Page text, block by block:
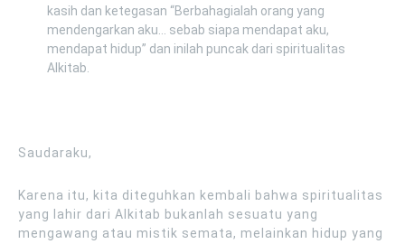
kasih dan ketegasan “Berbahagialah orang yang
mendengarkan aku… sebab siapa mendapat aku,
mendapat hidup” dan inilah puncak dari spiritualitas
Alkitab.
Saudaraku,
Karena itu, kita diteguhkan kembali bahwa spiritualitas
yang lahir dari Alkitab bukanlah sesuatu yang
mengawang atau mistik semata, melainkan hidup yang